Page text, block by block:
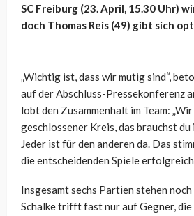
SC Freiburg (23. April, 15.30 Uhr)
doch Thomas Reis (49) gibt sich
„Wichtig ist, dass wir mutig sind“,
auf der Abschluss-Pressekonferenz
lobt den Zusammenhalt im Team:
geschlossener Kreis, das brauchst
Jeder ist für den anderen da. Das
die entscheidenden Spiele
Insgesamt sechs Partien stehen
Schalke trifft fast nur auf Gegner,